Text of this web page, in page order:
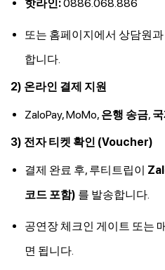
핫라인:0886.068.886
또는 홈페이지에서 상담원과
합니다.
2) 온라인 결제 지원
ZaloPay, MoMo, 은행 송금,
3) 전자 티켓 확인 (Voucher)
결제 완료 후, 루티트립이
코드 포함) 를 발송합니다.
공연장 체크인 게이트 또는
면 됩니다.